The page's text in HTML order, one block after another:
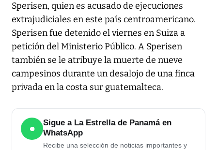
Sperisen, quien es acusado de ejecuciones
extrajudiciales en este país centroamericano.
Sperisen fue detenido el viernes en Suiza a
petición del Ministerio Público. A Sperisen
también se le atribuye la muerte de nueve
campesinos durante un desalojo de una finca
privada en la costa sur guatemalteca.
●
Sigue a La Estrella de Panamá en
WhatsApp
Recibe una selección de noticias importantes y